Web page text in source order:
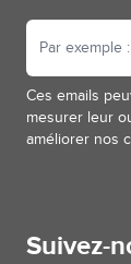
Ces emails
mesurer leur
améliorer nos
Suivez-